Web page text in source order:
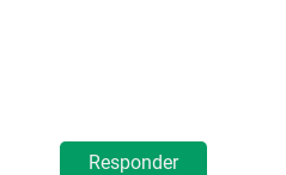
Responder